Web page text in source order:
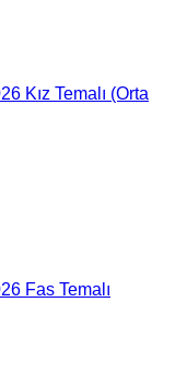
Kız Temalı (Orta
Fas Temalı